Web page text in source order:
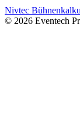
Nivtec
© 2026 Eventech